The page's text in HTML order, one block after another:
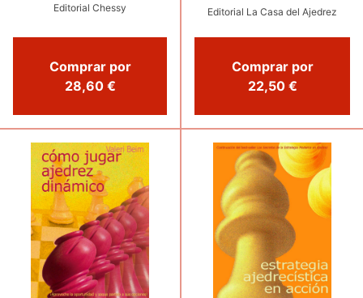
Editorial Chessy
Comprar por
28,60 €
Editorial La Casa del Ajedrez
Comprar por
22,50 €